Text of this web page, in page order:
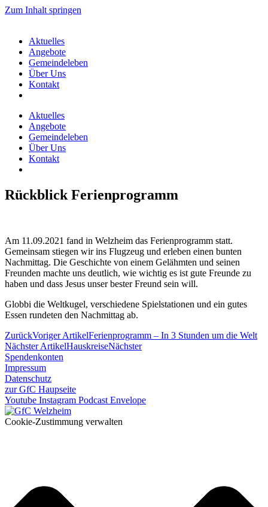
Zum Inhalt springen
Aktuelles
Angebote
Gemeindeleben
Über Uns
Kontakt
Aktuelles
Angebote
Gemeindeleben
Über Uns
Kontakt
Rückblick Ferienprogramm
Am 11.09.2021 fand in Welzheim das Ferienprogramm statt.
Gemeinsam stiegen wir ins Flugzeug und erleben einen bunten
Nachmittag. Die Geschichte von einem Gelähmten und seinen
Freunden machte uns deutlich, wie wichtig es ist gute Freunde zu
haben und dass Jesus unser bester Freund sein will.
Globbi die Weltkugel, verschiedene Spielstationen und ein gutes
Essen rundeten den Nachmittag ab.
ZurückVoriger ArtikelFerienprogramm – In 3 Stunden um die Welt
Nächster ArtikelHauskreiseNächster
Spendenkonten
Impressum
Datenschutz
zur GfC Haupseite
Youtube Instagram Podcast Envelope
Cookie-Zustimmung verwalten